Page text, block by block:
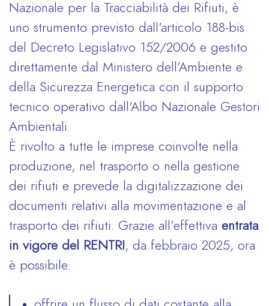
Nazionale per la Tracciabilità dei Rifiuti, è
uno strumento previsto dall'articolo 188-bis
del Decreto Legislativo 152/2006 e gestito
direttamente dal Ministero dell’Ambiente e
della Sicurezza Energetica con il supporto
tecnico operativo dall'Albo Nazionale Gestori
Ambientali.
È rivolto a tutte le imprese coinvolte nella
produzione, nel trasporto o nella gestione
dei rifiuti e prevede la digitalizzazione dei
documenti relativi alla movimentazione e al
trasporto dei rifiuti. Grazie all’effettiva entrata
in vigore del RENTRI , da febbraio 2025, ora
è possibile: